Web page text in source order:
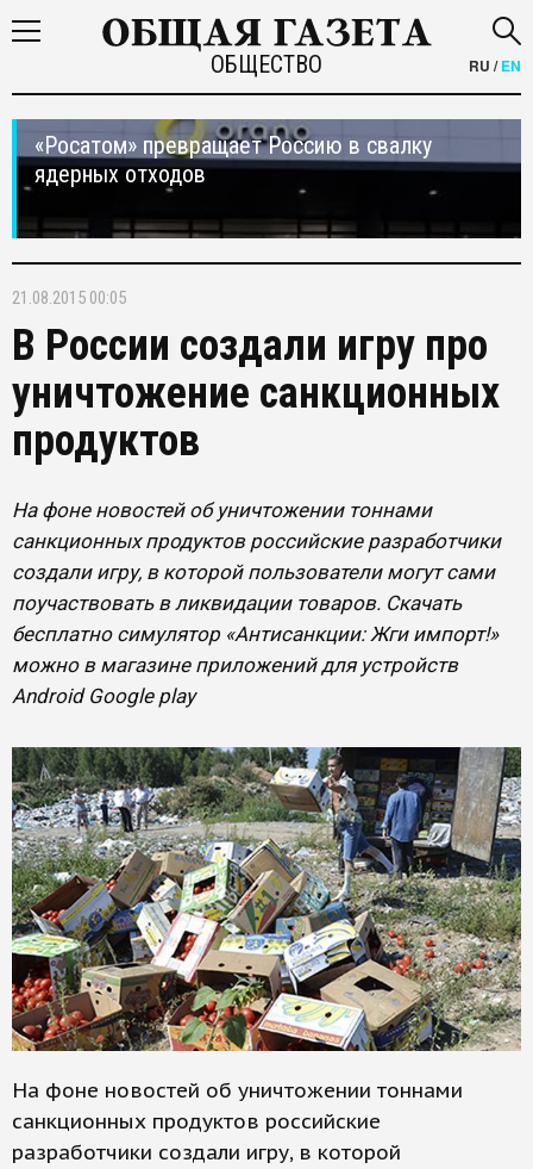
ОБЩЕСТВО RU /EN
«Росатом» превращает Россию в свалку
ядерных отходов
21.08.2015 00:05
В России создали игру про
уничтожение санкционных
продуктов
На фоне новостей об уничтожении тоннами
санкционных продуктов российские разработчики
создали игру, в которой пользователи могут сами
поучаствовать в ликвидации товаров. Скачать
бесплатно симулятор «Антисанкции: Жги импорт!»
можно в магазине приложений для устройств
Android Google play
На фоне новостей об уничтожении тоннами
санкционных продуктов российские
разработчики создали игру, в которой